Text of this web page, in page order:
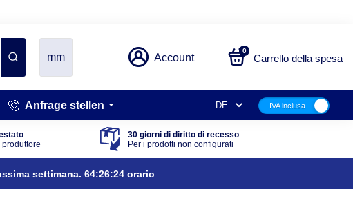
mm Account
0
Carrello della spesa
Anfrage stellen
30 giorni di diritto di recesso
Per i prodotti non configurati
settimana. 64:26:24 orario